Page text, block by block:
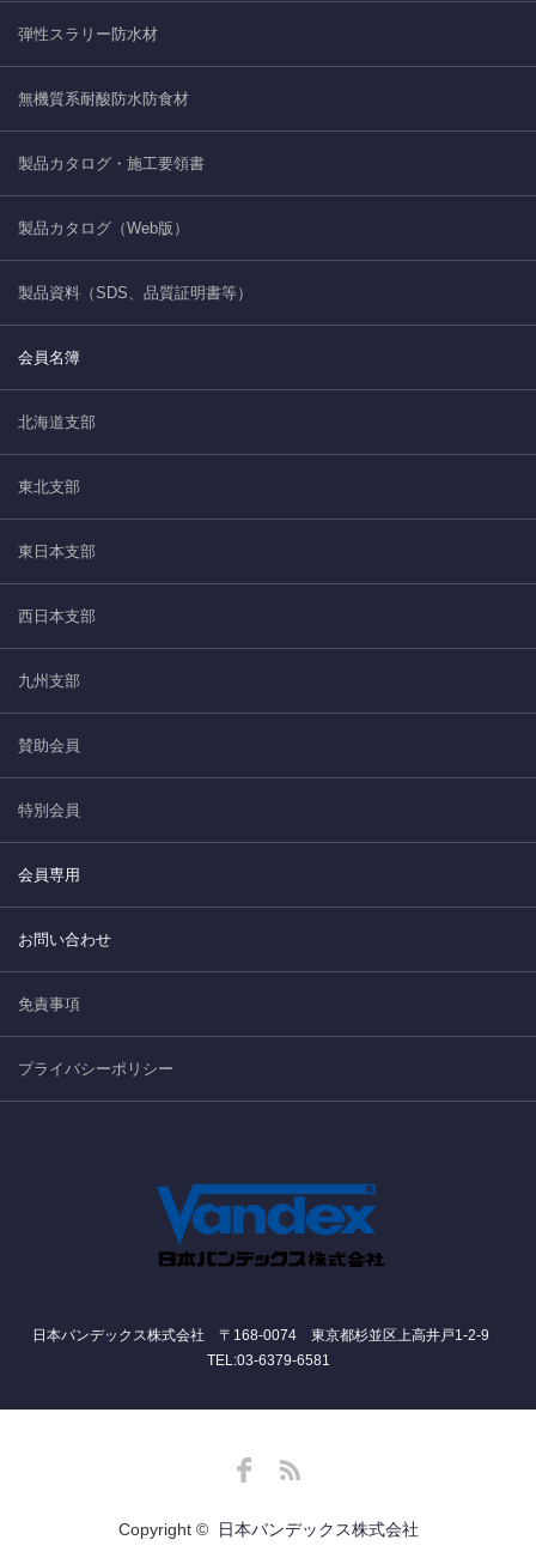
弾性スラリー防水材
無機質系耐酸防水防食材
製品カタログ・施工要領書
製品カタログ（Web版）
製品資料（SDS、品質証明書等）
会員名簿
北海道支部
東北支部
東日本支部
西日本支部
九州支部
賛助会員
特別会員
会員専用
お問い合わせ
免責事項
プライバシーポリシー
日本バンデックス株式会社 〒168-0074 東京都杉並区上高井戸1-2-9
TEL:03-6379-6581
Copyright © 日本バンデックス株式会社